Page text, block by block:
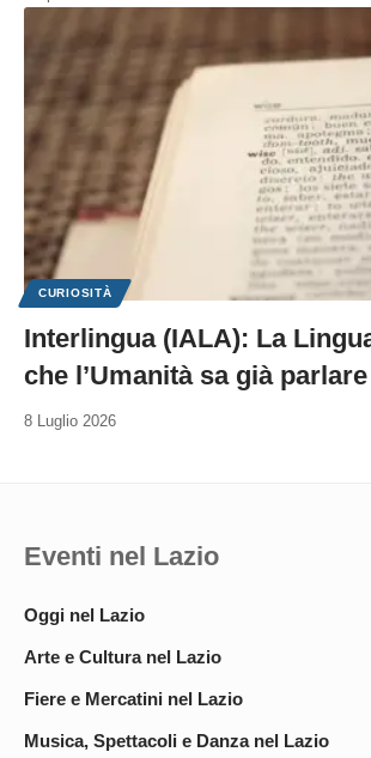
CURIOSITÀ
Interlingua (IALA): La
che l’Umanità sa già parlare
8 Luglio 2026
Eventi nel Lazio
Oggi nel Lazio
Arte e Cultura nel Lazio
Fiere e Mercatini nel Lazio
Musica, Spettacoli e Danza nel Lazio